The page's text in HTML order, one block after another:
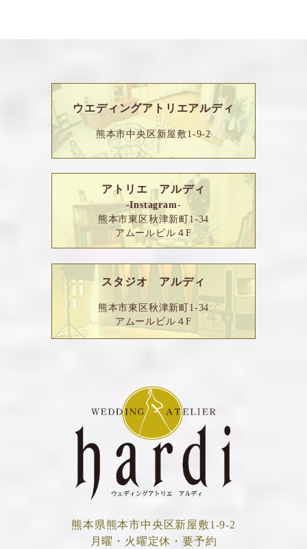
ウエディングアトリエアルディ
熊本市中央区新屋敷1-9-2
アトリエ アルディ
-Instagram-
熊本市東区秋津新町1-34
アムールビル４F
スタジオ アルディ
熊本市東区秋津新町1-34
アムールビル４F
熊本県熊本市中央区新屋敷1-9-2
月曜・火曜定休・要予約